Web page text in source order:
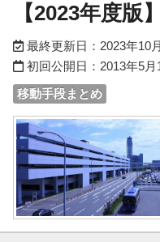
【2023年度版】
最終更新日： 2023年10
初回公開日： 2013年5月
移動手段まとめ